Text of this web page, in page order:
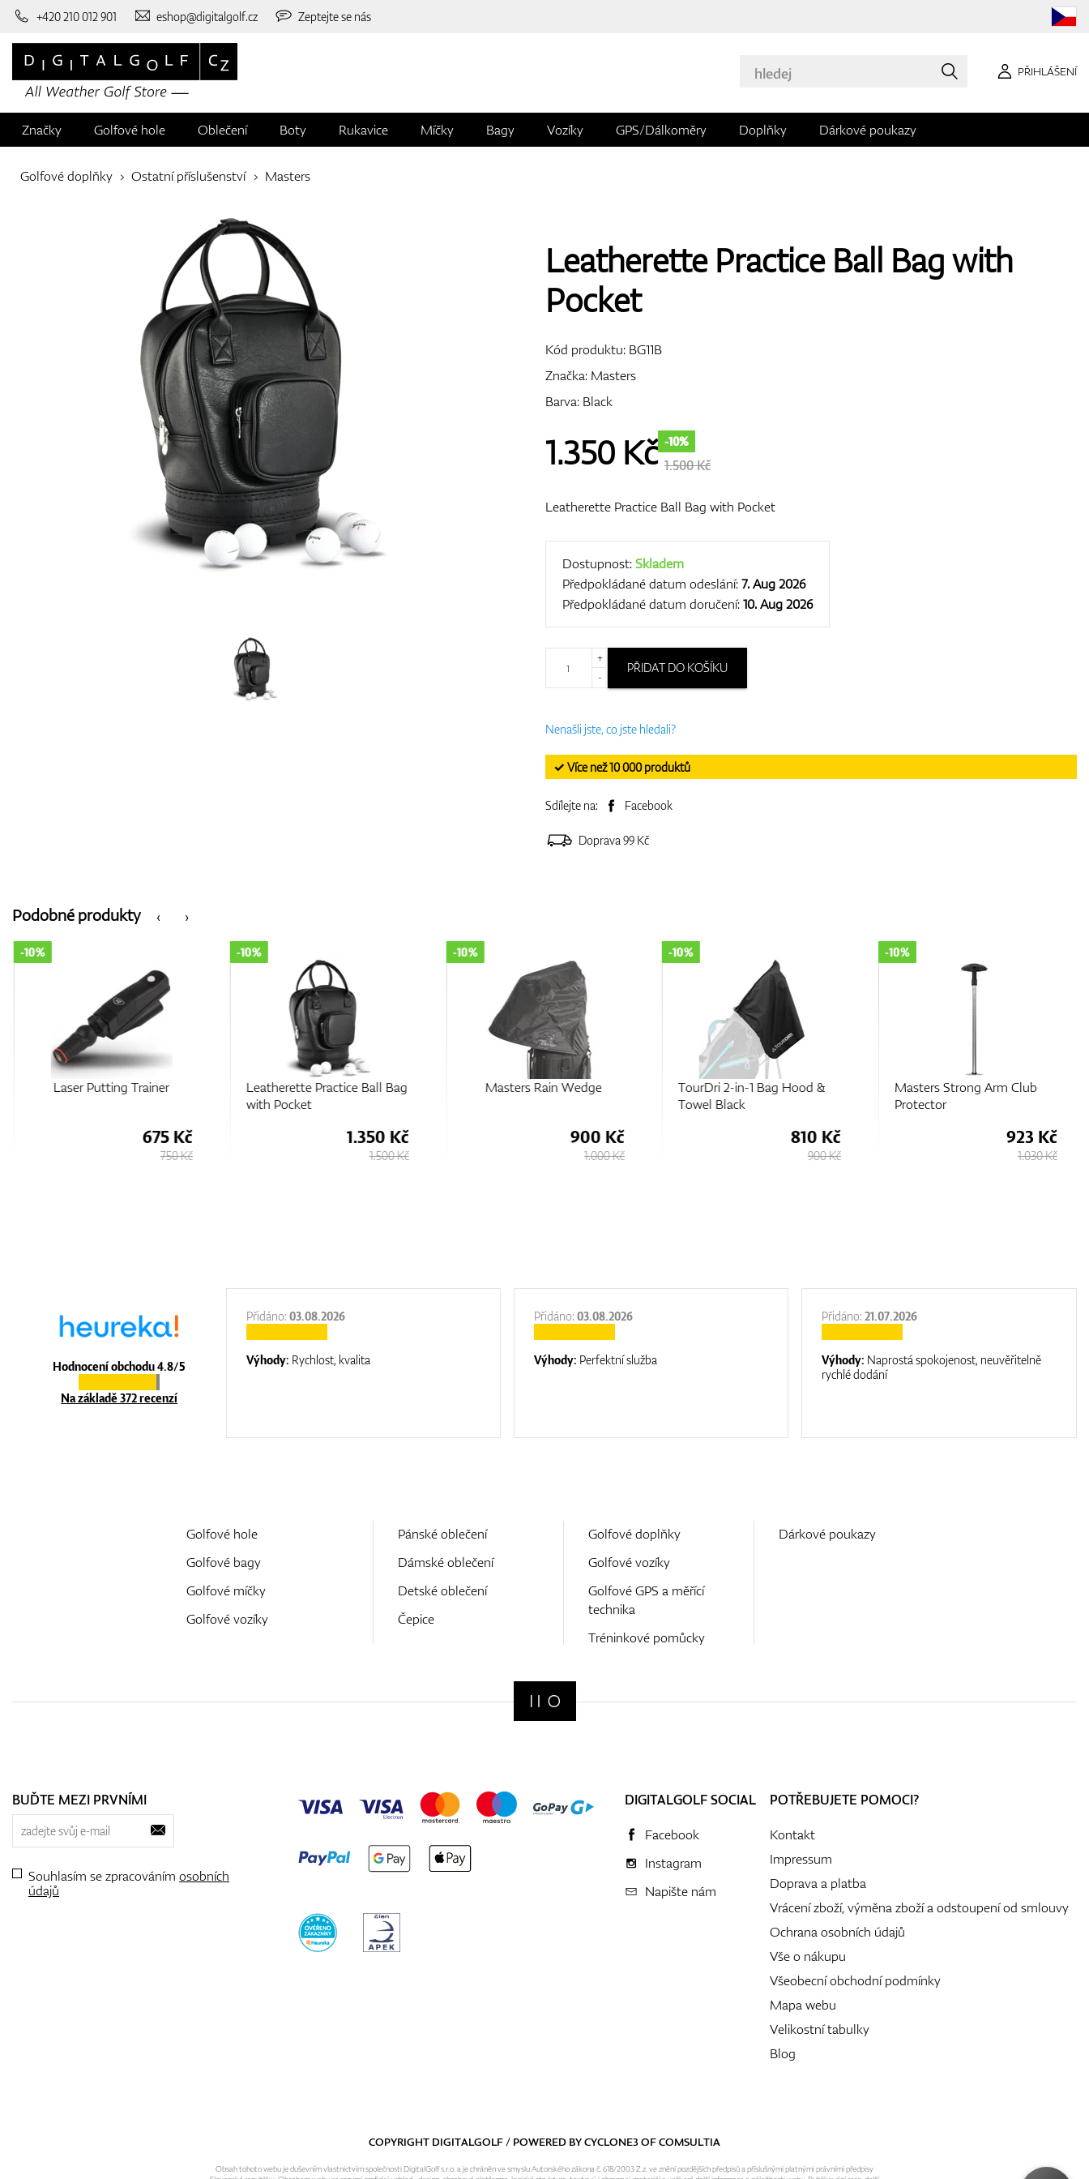
+420 210 012 901 eshop@digitalgolf.cz Zeptejte se nás
PŘIHLÁŠENÍ
Značky Golfové hole Oblečení Boty Rukavice Míčky Bagy Vozíky GPS/Dálkoměry Doplňky Dárkové poukazy
Golfové doplňky Ostatní příslušenství Masters
Leatherette Practice Ball Bag with
Pocket
Kód produktu: BG11B
Značka: Masters
Barva: Black
1.350Kč -10%
1.500 Kč
Leatherette Practice Ball Bag with Pocket
Dostupnost:Skladem
Předpokládané datum odeslání:7. Aug 2026
Předpokládané datum doručení:10. Aug 2026
+
-
PŘIDAT DO KOŠÍKU
Nenašli jste, co jste hledali?
✓ Více než 10 000 produktů
Sdílejte na: Facebook
Doprava 99 Kč
‹
Podobné produkty ›
Laser Putting Trainer
-10%
675 Kč
750 Kč
Leatherette Practice Ball Bag
with Pocket
-10%
1.350 Kč
1.500 Kč
Masters Rain Wedge
-10%
900 Kč
1.000 Kč
TourDri 2-in-1 Bag Hood &
Towel Black
-10%
810 Kč
900 Kč
Masters Strong Arm Club
Protector
-10%
923 Kč
1.030 Kč
Hodnocení obchodu 4.8/5
Na základě 372 recenzí
Přidáno:03.08.2026
Výhody: Rychlost, kvalita
Přidáno:03.08.2026
Výhody: Perfektní služba
Přidáno:21.07.2026
Výhody: Naprostá spokojenost, neuvěřitelně
rychlé dodání
Golfové hole
Golfové bagy
Golfové míčky
Golfové vozíky
Pánské oblečení
Dámské oblečení
Detské oblečení
Čepice
Golfové doplňky
Golfové vozíky
Golfové GPS a měřící
technika
Tréninkové pomůcky
Dárkové poukazy
BUĎTE MEZI PRVNÍMI
Souhlasím se zpracováním osobních
údajů
DIGITALGOLF SOCIAL
Facebook
Instagram
Napište nám
POTŘEBUJETE POMOCI?
Kontakt
Impressum
Doprava a platba
Vrácení zboží, výměna zboží a odstoupení od smlouvy
Ochrana osobních údajů
Vše o nákupu
Všeobecní obchodní podmínky
Mapa webu
Velikostní tabulky
Blog
COPYRIGHT DIGITALGOLF / POWERED BYCYCLONE3OFCOMSULTIA
Obsah tohoto webu je duševním vlastnictvím společnosti DigitalGolf s.r.o. a je chráněn ve smyslu Autorského zákona č. 618/2003 Z.z. ve znění pozdějších předpisů a příslušnými platnými právními předpisy